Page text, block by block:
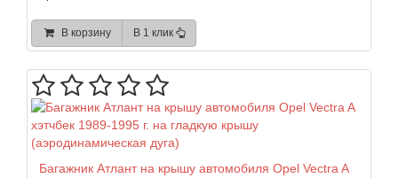
В корзину В 1 клик
Багажник Атлант на крышу автомобиля Opel Vectra A